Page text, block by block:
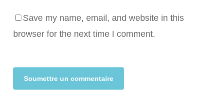
Save my name, email, and website in this
browser for the next time I comment.